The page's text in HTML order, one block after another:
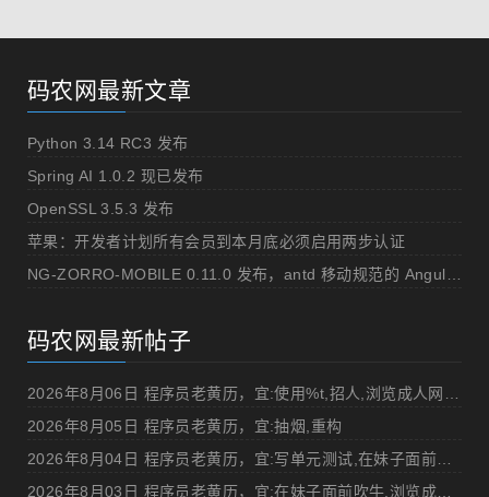
码农网最新文章
Python 3.14 RC3 发布
Spring AI 1.0.2 现已发布
OpenSSL 3.5.3 发布
苹果：开发者计划所有会员到本月底必须启用两步认证
码农网最新帖子
2026年8月05日 程序员老黄历，宜:抽烟,重构